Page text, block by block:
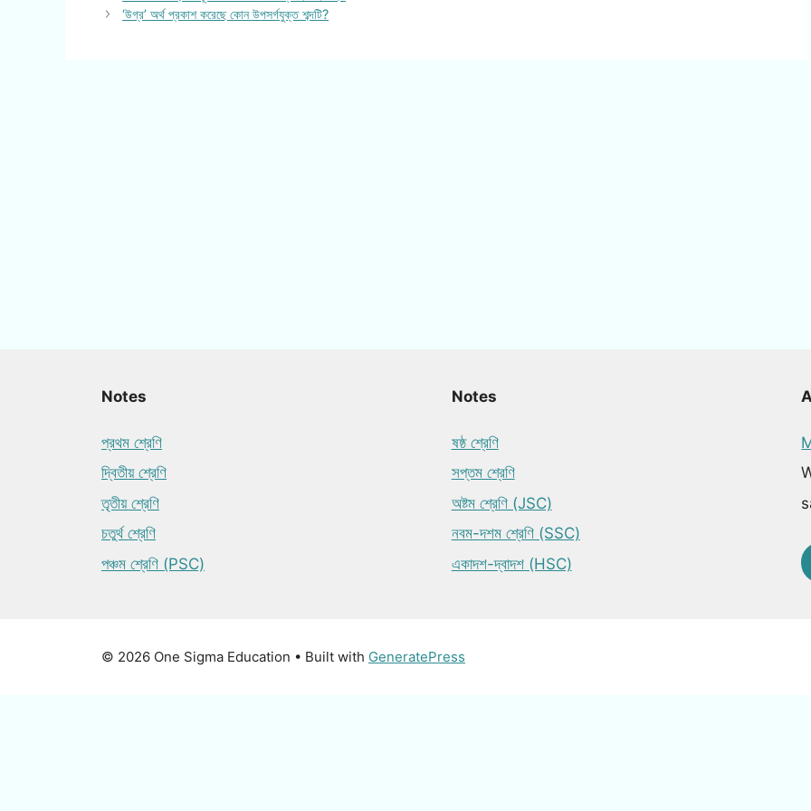
‘উগ্র’ অর্থ প্রকাশ করেছে কোন উপসর্গযুক্ত শব্দটি?
Notes
প্রথম শ্রেণি
দ্বিতীয় শ্রেণি
তৃতীয় শ্রেণি
চতুর্থ শ্রেণি
পঞ্চম শ্রেণি (PSC)
Notes
ষষ্ঠ শ্রেণি
সপ্তম শ্রেণি
অষ্টম শ্রেণি (JSC)
নবম-দশম শ্রেণি (SSC)
একাদশ-দ্বাদশ (HSC)
© 2026 One Sigma Education • Built with GeneratePress